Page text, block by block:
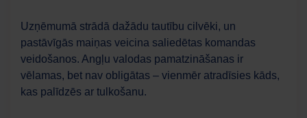
Uzņēmumā strādā dažādu tautību cilvēki, un
pastāvīgās maiņas veicina saliedētas komandas
veidošanos. Angļu valodas pamatzināšanas ir
vēlamas, bet nav obligātas – vienmēr atradīsies kāds,
kas palīdzēs ar tulkošanu.
Darbaspēks